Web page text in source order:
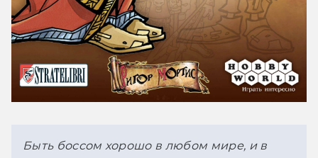
Быть боссом хорошо в любом мире, и в